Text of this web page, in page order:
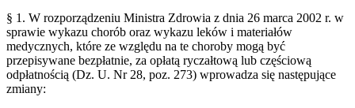
§ 1. W rozporządzeniu Ministra Zdrowia z dnia 26 marca 2002 r. w
sprawie wykazu chorób oraz wykazu leków i materiałów
medycznych, które ze względu na te choroby mogą być
przepisywane bezpłatnie, za opłatą ryczałtową lub częściową
odpłatnością (Dz. U. Nr 28, poz. 273) wprowadza się następujące
zmiany: